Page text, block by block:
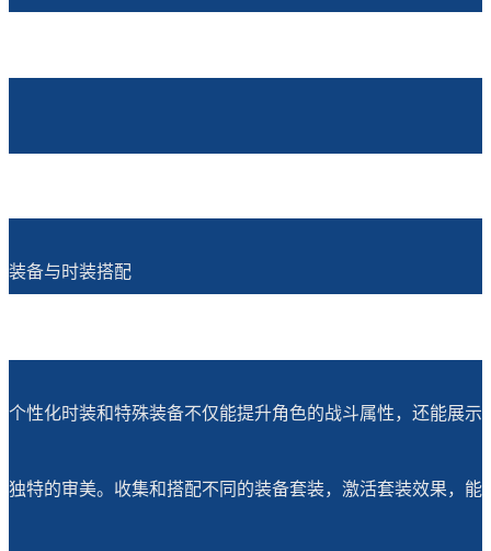
装备与时装搭配
个性化时装和特殊装备不仅能提升角色的战斗属性，还能展示
独特的审美。收集和搭配不同的装备套装，激活套装效果，能